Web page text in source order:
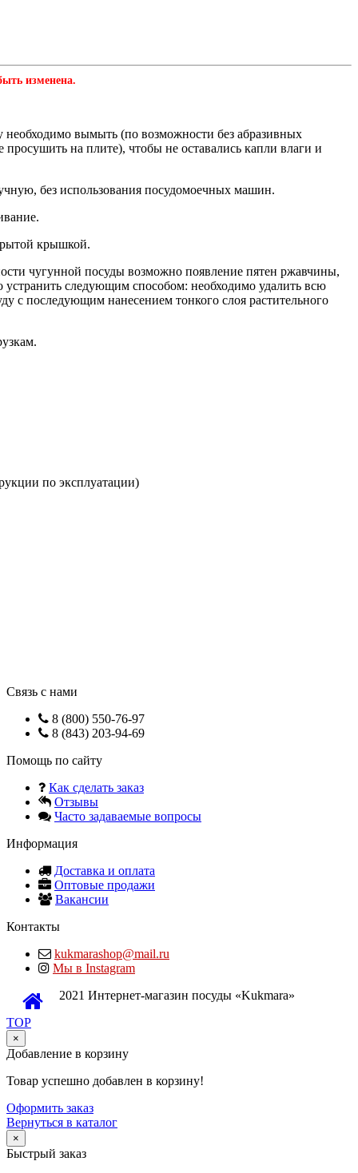
изменена.
вымыть (по возможности без абразивных
на плите), чтобы не оставались капли влаги и
без использования посудомоечных машин.
крышкой.
чугунной посуды возможно появление пятен ржавчины,
устранить следующим способом: необходимо удалить всю
с последующим нанесением тонкого слоя растительного
по эксплуатации)
Связь с нами
8 (800) 550-76-97
8 (843) 203-94-69
Помощь по сайту
Как сделать заказ
Отзывы
Часто задаваемые вопросы
Информация
Доставка и оплата
Оптовые продажи
Вакансии
Контакты
kukmarashop@mail.ru
Мы в Instagram
2021 Интернет-магазин посуды «Kukmara»
TOP
×
Добавление в корзину
Товар успешно добавлен в корзину!
Оформить заказ
Вернуться в каталог
×
Быстрый заказ